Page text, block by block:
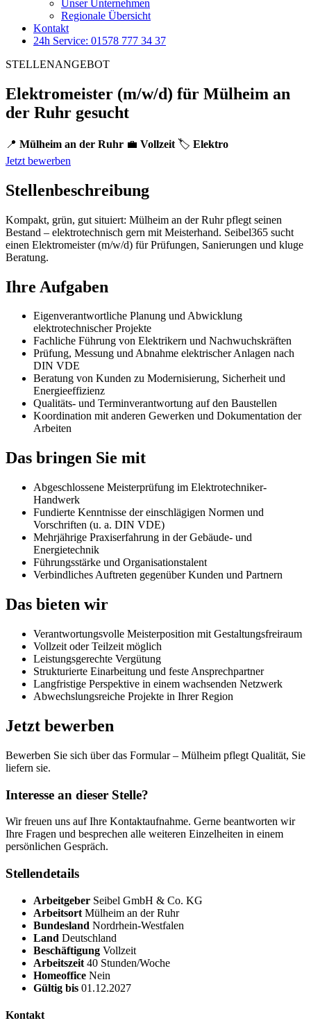
Unser Unternehmen
Regionale Übersicht
Kontakt
24h Service: 01578 777 34 37
STELLENANGEBOT
Elektromeister (m/w/d) für Mülheim an
der Ruhr gesucht
📍 Mülheim an der Ruhr 💼 Vollzeit 🏷️ Elektro
Jetzt bewerben
Stellenbeschreibung
Kompakt, grün, gut situiert: Mülheim an der Ruhr pflegt seinen
Bestand – elektrotechnisch gern mit Meisterhand. Seibel365 sucht
einen Elektromeister (m/w/d) für Prüfungen, Sanierungen und kluge
Beratung.
Ihre Aufgaben
Eigenverantwortliche Planung und Abwicklung
elektrotechnischer Projekte
Fachliche Führung von Elektrikern und Nachwuchskräften
Prüfung, Messung und Abnahme elektrischer Anlagen nach
DIN VDE
Beratung von Kunden zu Modernisierung, Sicherheit und
Energieeffizienz
Qualitäts- und Terminverantwortung auf den Baustellen
Koordination mit anderen Gewerken und Dokumentation der
Arbeiten
Das bringen Sie mit
Abgeschlossene Meisterprüfung im Elektrotechniker-
Handwerk
Fundierte Kenntnisse der einschlägigen Normen und
Vorschriften (u. a. DIN VDE)
Mehrjährige Praxiserfahrung in der Gebäude- und
Energietechnik
Führungsstärke und Organisationstalent
Verbindliches Auftreten gegenüber Kunden und Partnern
Das bieten wir
Verantwortungsvolle Meisterposition mit Gestaltungsfreiraum
Vollzeit oder Teilzeit möglich
Leistungsgerechte Vergütung
Strukturierte Einarbeitung und feste Ansprechpartner
Langfristige Perspektive in einem wachsenden Netzwerk
Abwechslungsreiche Projekte in Ihrer Region
Jetzt bewerben
Bewerben Sie sich über das Formular – Mülheim pflegt Qualität, Sie
liefern sie.
Interesse an dieser Stelle?
Wir freuen uns auf Ihre Kontaktaufnahme. Gerne beantworten wir
Ihre Fragen und besprechen alle weiteren Einzelheiten in einem
persönlichen Gespräch.
Stellendetails
Arbeitgeber Seibel GmbH & Co. KG
Arbeitsort Mülheim an der Ruhr
Bundesland Nordrhein-Westfalen
Land Deutschland
Beschäftigung Vollzeit
Arbeitszeit 40 Stunden/Woche
Homeoffice Nein
Gültig bis 01.12.2027
Kontakt